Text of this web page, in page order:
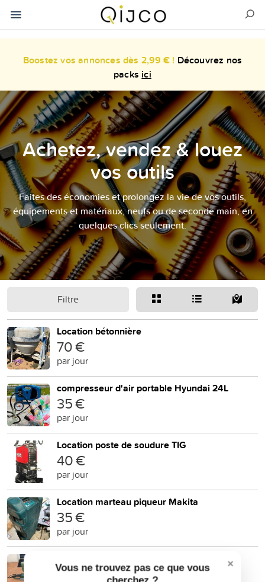
Boostez vos annonces dès 2,99 € ! Découvrez nos
packs ici
Achetez, vendez & louez
vos outils
Faites des économies et prolongez la vie de vos outils,
équipements et matériaux, neufs ou de seconde main, en
quelques clics seulement.
Filtre
Location bétonnière
70 €
par jour
compresseur d'air portable Hyundai 24L
35 €
par jour
Location poste de soudure TIG
40 €
par jour
Location marteau piqueur Makita
35 €
par jour
20 € ×
Vous ne trouvez pas ce que vous